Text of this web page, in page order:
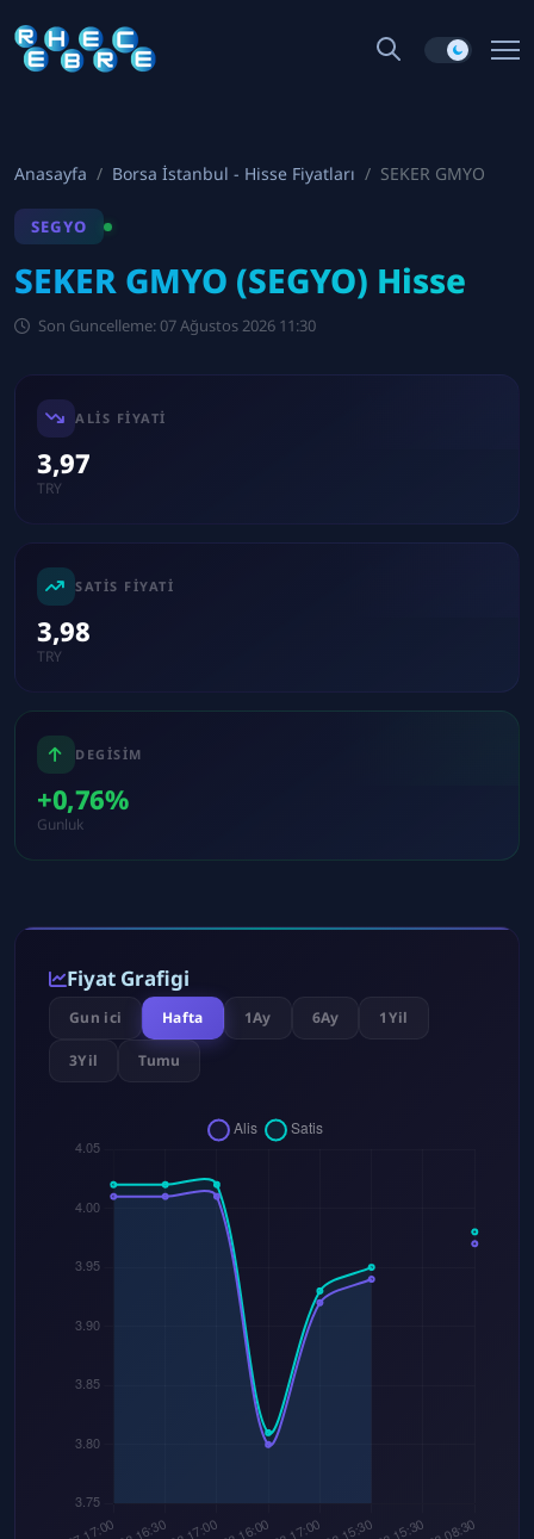
Anasayfa Borsa İstanbul - Hisse Fiyatları SEKER GMYO
SEGYO
SEKER GMYO (SEGYO) Hisse
Son Guncelleme: 07 Ağustos 2026 11:30
ALIS FIYATI
3,97
TRY
SATIS FIYATI
3,98
TRY
DEGISIM
+0,76%
Gunluk
Fiyat Grafigi
Gun ici Hafta 1Ay 6Ay 1Yil
3Yil Tumu